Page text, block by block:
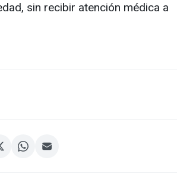
sin recibir atención médica a